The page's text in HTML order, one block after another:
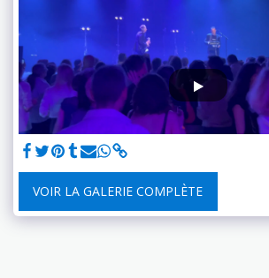
VOIR LA GALERIE COMPLÈTE